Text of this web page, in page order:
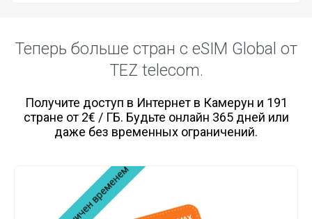
Теперь больше стран с eSIM Global от
TEZ telecom.
Получите доступ в Интернет в Камерун и 191
стране от 2€ / ГБ. Будьте онлайн 365 дней или
даже без временных ограничений.